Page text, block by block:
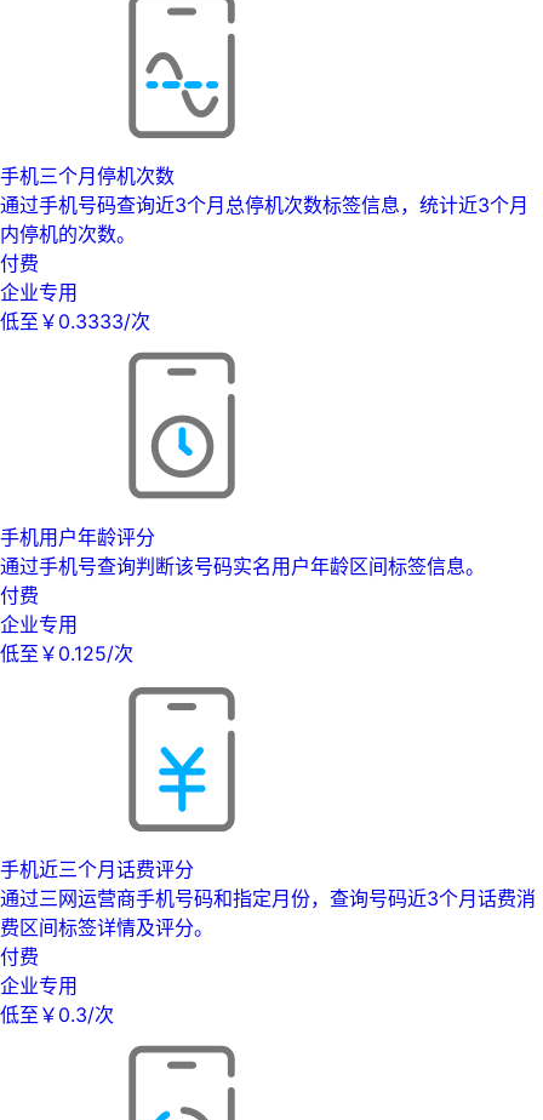
手机三个月停机次数
通过手机号码查询近3个月总停机次数标签信息，统计近3个月
内停机的次数。
付费
企业专用
低至￥0.3333/次
手机用户年龄评分
通过手机号查询判断该号码实名用户年龄区间标签信息。
付费
企业专用
低至￥0.125/次
手机近三个月话费评分
通过三网运营商手机号码和指定月份，查询号码近3个月话费消
费区间标签详情及评分。
付费
企业专用
低至￥0.3/次